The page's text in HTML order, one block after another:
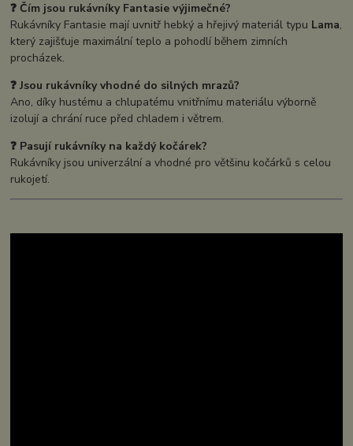
❓ Čím jsou rukávníky Fantasie výjimečné?
Rukávníky Fantasie mají uvnitř hebký a hřejivý materiál typu Lama,
který zajišťuje maximální teplo a pohodlí během zimních
procházek.
❓ Jsou rukávníky vhodné do silných mrazů?
Ano, díky hustému a chlupatému vnitřnímu materiálu výborně
izolují a chrání ruce před chladem i větrem.
❓ Pasují rukávníky na každý kočárek?
Rukávníky jsou univerzální a vhodné pro většinu kočárků s celou
rukojetí.